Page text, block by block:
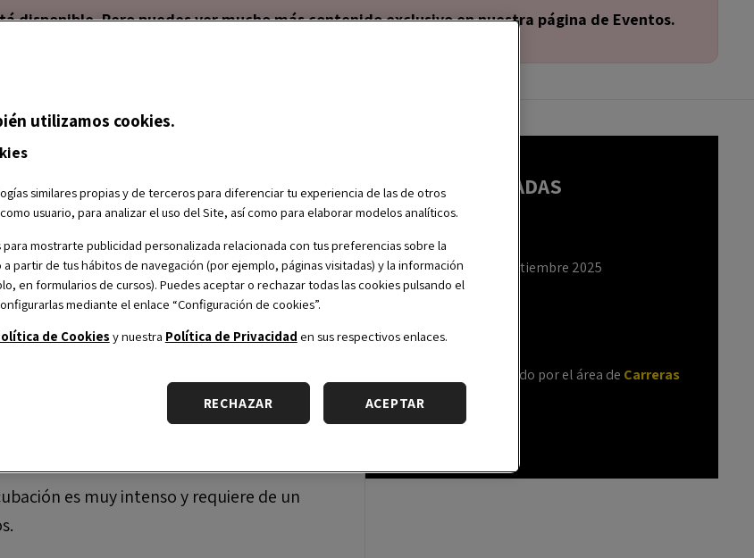
disponible. Pero puedes ver mucho más contenido exclusivo en nuestra página de Eventos.
la
idea en un proyecto empresarial con
solopreneurs o equipos previamente
de su proyecto.
del equipo debe haber estudiado en
es muy intenso y requiere de un
PLAZAS LIMITADAS
miércoles, 10 septiembre 2025
Español
Un servicio ofrecido por el área de Carreras
Profesionales
utilizamos cookies.
similares propias y de terceros para diferenciar tu experiencia de las de otros
usuario, para analizar el uso del Site, así como para elaborar modelos analíticos.
mostrarte publicidad personalizada relacionada con tus preferencias sobre la
partir de tus hábitos de navegación (por ejemplo, páginas visitadas) y la información
en formularios de cursos). Puedes aceptar o rechazar todas las cookies pulsando el
mediante el enlace “Configuración de cookies”.
de Cookies y nuestra Política de Privacidad en sus respectivos enlaces.
RECHAZAR ACEPTAR